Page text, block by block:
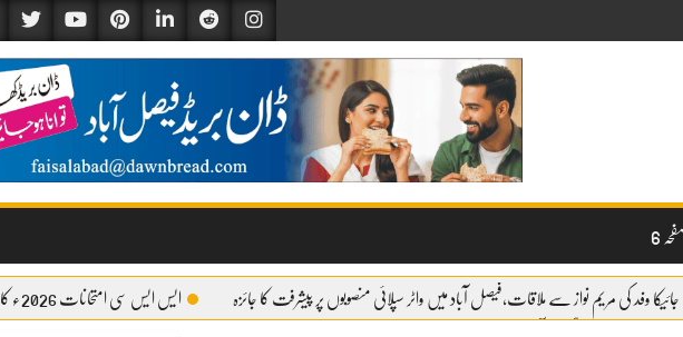
6
جائیکا وفد کی مریم نواز سے ملاقات،فیصل آباد میں واٹر سپلائی منصوبوں پر پیشرفت کا جائزہ ایس ایس سی امتحانات 2026ء کا شیڈول جاری